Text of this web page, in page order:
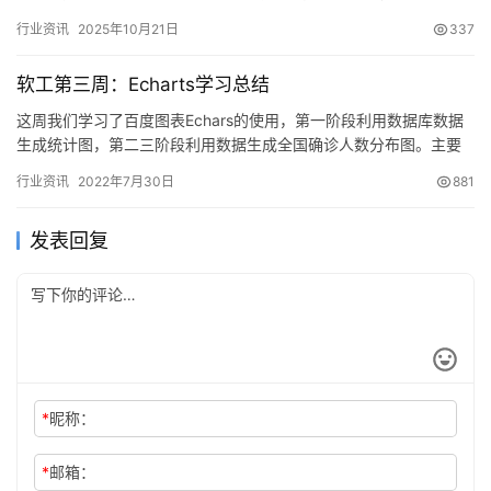
心…
行业资讯 2025年10月21日 337
软工第三周：Echarts学习总结
这周我们学习了百度图表Echars的使用，第一阶段利用数据库数据
生成统计图，第二三阶段利用数据生成全国确诊人数分布图。主要
行业资讯 2022年7月30日 881
发表回复
*昵称：
*邮箱：